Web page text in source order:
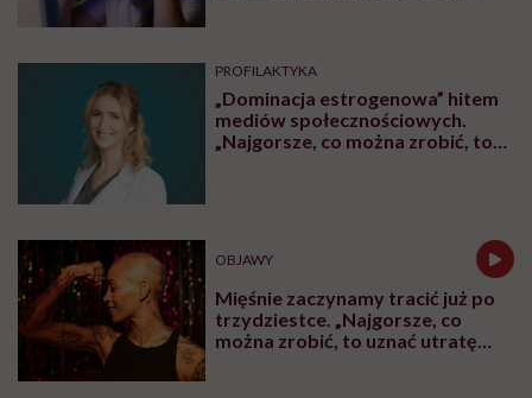
PROFILAKTYKA
„Dominacja estrogenowa” hitem
mediów społecznościowych.
„Najgorsze, co można zrobić, to
OBJAWY
Mięśnie zaczynamy tracić już po
trzydziestce. „Najgorsze, co
można zrobić, to uznać utratę